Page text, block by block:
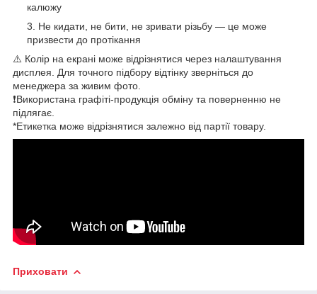
калюжу
Не кидати, не бити, не зривати різьбу — це може
призвести до протікання
⚠️ Колір на екрані може відрізнятися через налаштування
дисплея. Для точного підбору відтінку зверніться до
менеджера за живим фото.
❗Використана графіті-продукція обміну та поверненню не
підлягає.
*Етикетка може відрізнятися залежно від партії товару.
Приховати